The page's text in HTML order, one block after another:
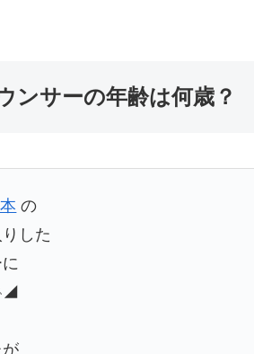
ンサーの年齢は何歳？
の
した